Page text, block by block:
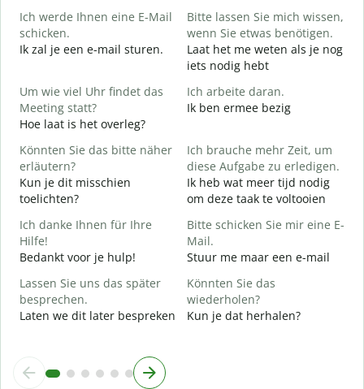
Ich werde Ihnen eine E-Mail
schicken.
Ik zal je een e-mail sturen.
Bitte lassen Sie mich wissen,
wenn Sie etwas benötigen.
Laat het me weten als je nog
iets nodig hebt
Um wie viel Uhr findet das
Meeting statt?
Hoe laat is het overleg?
Ich arbeite daran.
Ik ben ermee bezig
Könnten Sie das bitte näher
erläutern?
Kun je dit misschien
toelichten?
Ich brauche mehr Zeit, um
diese Aufgabe zu erledigen.
Ik heb wat meer tijd nodig
om deze taak te voltooien
Ich danke Ihnen für Ihre
Hilfe!
Bedankt voor je hulp!
Bitte schicken Sie mir eine E-
Mail.
Stuur me maar een e-mail
Lassen Sie uns das später
besprechen.
Laten we dit later bespreken
Könnten Sie das
wiederholen?
Kun je dat herhalen?